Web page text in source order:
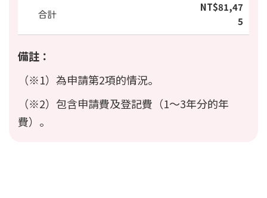
合計
NT$81,47
5
備註：
（※1）為申請第2項的情況。
（※2）包含申請費及登記費（1～3年分的年
費）。